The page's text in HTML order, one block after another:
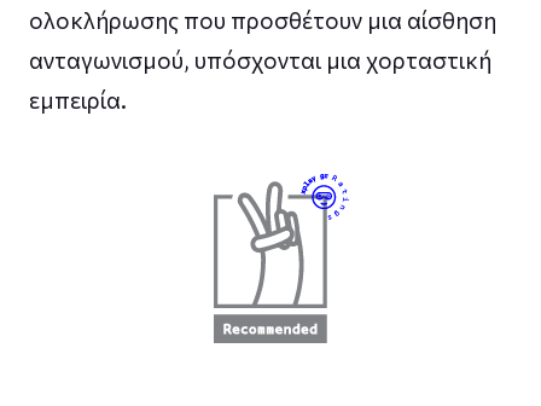
ολοκλήρωσης που προσθέτουν μια αίσθηση
ανταγωνισμού, υπόσχονται μια χορταστική
εμπειρία.